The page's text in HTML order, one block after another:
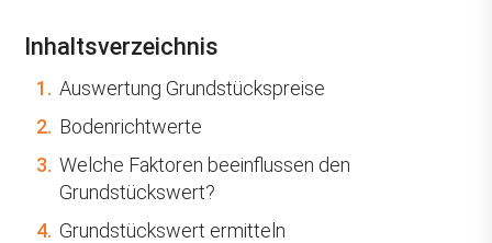
Inhaltsverzeichnis
1. Auswertung Grundstückspreise
2. Bodenrichtwerte
3. Welche Faktoren beeinflussen den
Grundstückswert?
4. Grundstückswert ermitteln